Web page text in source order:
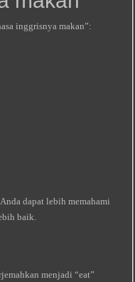
inggrisnya makan”:
dapat lebih memahami
baik.
menjadi “eat”